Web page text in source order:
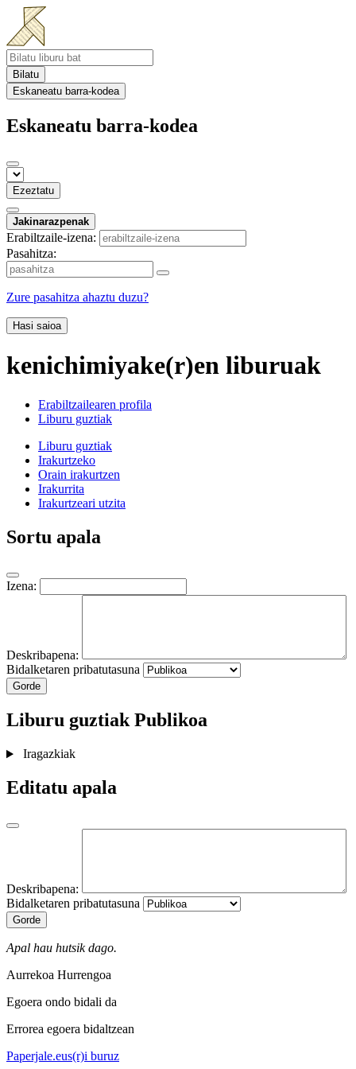
Bilatu
Eskaneatu barra-kodea
Eskaneatu barra-kodea
Ezeztatu
Jakinarazpenak
Erabiltzaile-izena:
Pasahitza:
Zure pasahitza ahaztu duzu?
Hasi saioa
kenichimiyake(r)en liburuak
Erabiltzailearen profila
Liburu guztiak
Liburu guztiak
Irakurtzeko
Orain irakurtzen
Irakurrita
Irakurtzeari utzita
Sortu apala
Izena:
Deskribapena:
Bidalketaren pribatutasuna
Gorde
Liburu guztiakPublikoa
Iragazkiak
Editatu apala
Deskribapena:
Bidalketaren pribatutasuna
Gorde
Apal hau hutsik dago.
Aurrekoa Hurrengoa
Egoera ondo bidali da
Errorea egoera bidaltzean
Paperjale.eus(r)i buruz